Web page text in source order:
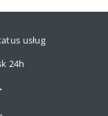
usług
24h